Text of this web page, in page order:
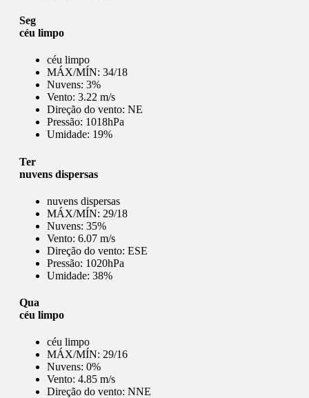
Seg
céu limpo
céu limpo
MÁX/MÍN: 34/18
Nuvens: 3%
Vento: 3.22 m/s
Direção do vento: NE
Pressão: 1018hPa
Umidade: 19%
Ter
nuvens dispersas
nuvens dispersas
MÁX/MÍN: 29/18
Nuvens: 35%
Vento: 6.07 m/s
Direção do vento: ESE
Pressão: 1020hPa
Umidade: 38%
Qua
céu limpo
céu limpo
MÁX/MÍN: 29/16
Nuvens: 0%
Vento: 4.85 m/s
Direção do vento: NNE